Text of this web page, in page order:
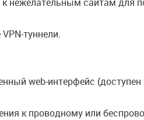
туннели.
web-интерфейс
к проводному или